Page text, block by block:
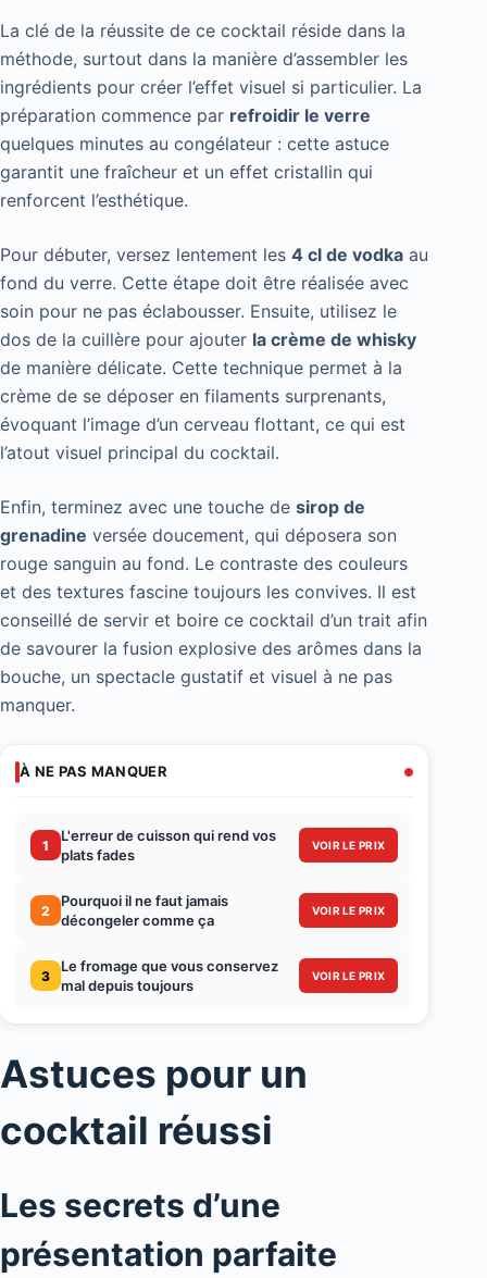
La clé de la réussite de ce cocktail réside dans la
méthode, surtout dans la manière d’assembler les
ingrédients pour créer l’effet visuel si particulier. La
préparation commence par refroidir le verre
quelques minutes au congélateur : cette astuce
garantit une fraîcheur et un effet cristallin qui
renforcent l’esthétique.
Pour débuter, versez lentement les 4 cl de vodka au
fond du verre. Cette étape doit être réalisée avec
soin pour ne pas éclabousser. Ensuite, utilisez le
dos de la cuillère pour ajouter la crème de whisky
de manière délicate. Cette technique permet à la
crème de se déposer en filaments surprenants,
évoquant l’image d’un cerveau flottant, ce qui est
l’atout visuel principal du cocktail.
Enfin, terminez avec une touche de sirop de
grenadine versée doucement, qui déposera son
rouge sanguin au fond. Le contraste des couleurs
et des textures fascine toujours les convives. Il est
conseillé de servir et boire ce cocktail d’un trait afin
de savourer la fusion explosive des arômes dans la
bouche, un spectacle gustatif et visuel à ne pas
manquer.
À NE PAS MANQUER
1
L'erreur de cuisson qui rend vos
plats fades
VOIR LE PRIX
2
Pourquoi il ne faut jamais
décongeler comme ça
VOIR LE PRIX
3
Le fromage que vous conservez
mal depuis toujours
VOIR LE PRIX
Astuces pour un
cocktail réussi
Les secrets d’une
présentation parfaite